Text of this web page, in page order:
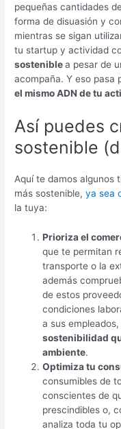
pequeñas cantidades
forma de disuasión y
mientras se sigan
tu startup y actividad
sosteniblea pesar de
acompaña. Y eso pasa
el mismo ADN de tu
Así puedes
sostenible
Aquí te damos algunos
más sostenible,ya sea
la tuya:
Prioriza el
que te permitan
transporte o la
además
de estos
condiciones
a sus
sostenibilidad
ambiente.
Optimiza tu
consumibles de
conscientes de
prescindibles o,
analiza toda tu